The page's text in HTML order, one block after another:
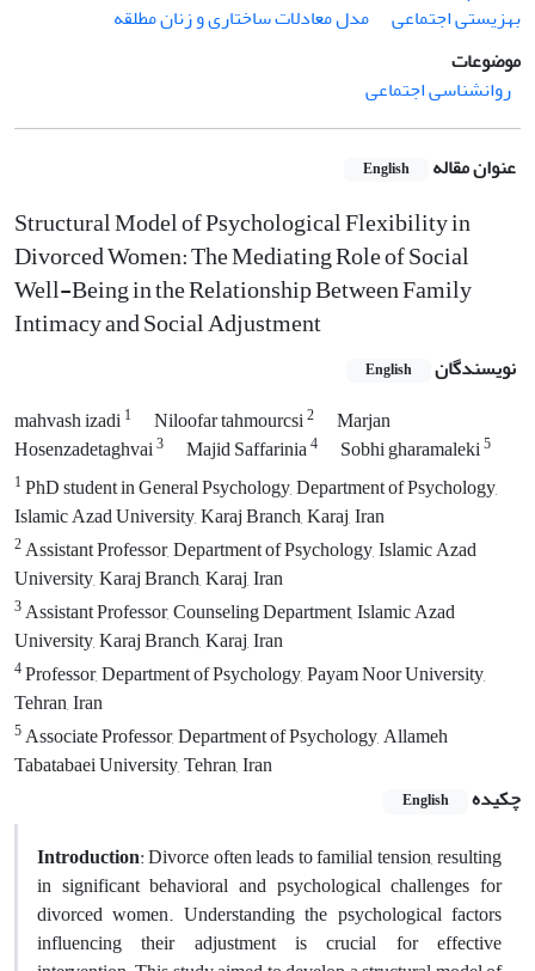
بهزیستی اجتماعی
مدل معادلات ساختاری و زنان مطلقه
موضوعات
روانشناسی اجتماعی
عنوان مقاله English
Structural Model of Psychological Flexibility in
Divorced Women: The Mediating Role of Social
Well-Being in the Relationship Between Family
Intimacy and Social Adjustment
نویسندگان English
mahvash izadi1 Niloofar tahmourcsi2
Marjan
Hosenzadetaghvai3 Majid Saffarinia4 Sobhi gharamaleki5
1PhD student in General Psychology, Department of Psychology,
Islamic Azad University, Karaj Branch, Karaj, Iran
2Assistant Professor, Department of Psychology, Islamic Azad
University, Karaj Branch, Karaj, Iran
3Assistant Professor, Counseling Department, Islamic Azad
University, Karaj Branch, Karaj, Iran
4Professor, Department of Psychology, Payam Noor University,
Tehran, Iran
5Associate Professor, Department of Psychology, Allameh
Tabatabaei University, Tehran, Iran
چکیده
English
Introduction: Divorce often leads to familial tension, resulting
in significant behavioral and psychological challenges for
divorced women. Understanding the psychological factors
influencing their adjustment is crucial for effective